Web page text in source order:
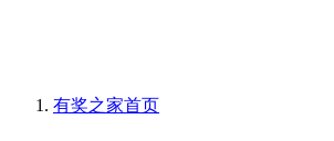
有奖之家首页